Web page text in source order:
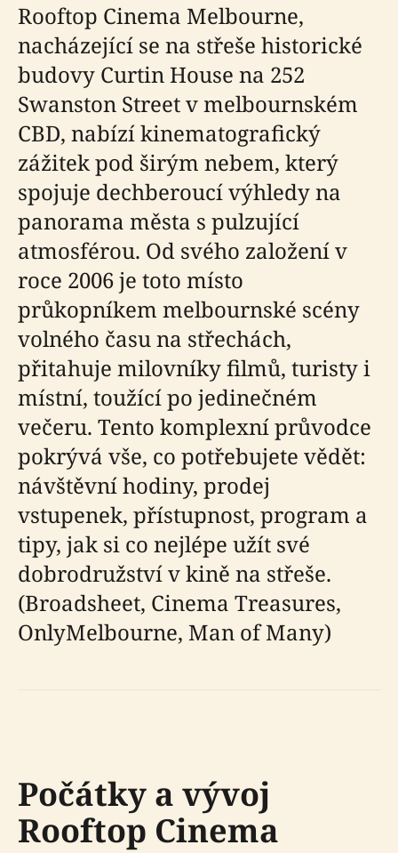
Rooftop Cinema Melbourne,
nacházející se na střeše historické
budovy Curtin House na 252
Swanston Street v melbournském
CBD, nabízí kinematografický
zážitek pod širým nebem, který
spojuje dechberoucí výhledy na
panorama města s pulzující
atmosférou. Od svého založení v
roce 2006 je toto místo
průkopníkem melbournské scény
volného času na střechách,
přitahuje milovníky filmů, turisty i
místní, toužící po jedinečném
večeru. Tento komplexní průvodce
pokrývá vše, co potřebujete vědět:
návštěvní hodiny, prodej
vstupenek, přístupnost, program a
tipy, jak si co nejlépe užít své
dobrodružství v kině na střeše.
(Broadsheet, Cinema Treasures,
OnlyMelbourne, Man of Many)
Počátky a vývoj
Rooftop Cinema